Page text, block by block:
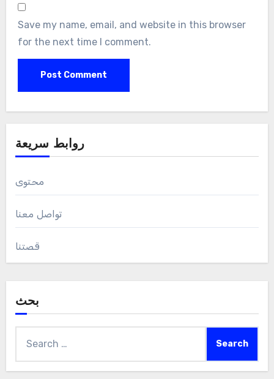
Save my name, email, and website in this browser
for the next time I comment.
روابط سريعة
محتوى
تواصل معنا
قصتنا
بحث
for: